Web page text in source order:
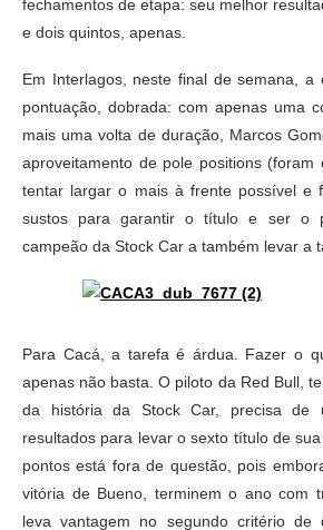
fechamentos de etapa: seu melhor
e dois quintos, apenas.
Em Interlagos, neste final de semana,
pontuação, dobrada: com apenas uma
mais uma volta de duração, Marcos
aproveitamento de pole positions (foram
tentar largar o mais à frente possível e
sustos para garantir o título e ser o
campeão da Stock Car a também levar a
Para Cacá, a tarefa é árdua. Fazer o
apenas não basta. O piloto da Red Bull,
da história da Stock Car, precisa de
resultados para levar o sexto título de
pontos está fora de questão, pois
vitória de Bueno, terminem o ano com
leva vantagem no segundo critério de